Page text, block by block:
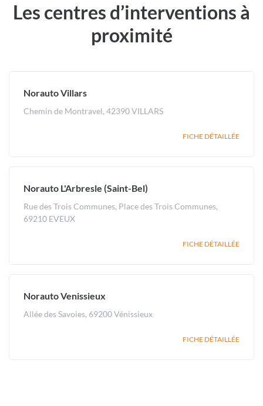
Les centres d’interventions à
proximité
Norauto Villars
Chemin de Montravel, 42390 VILLARS
FICHE DÉTAILLÉE
Norauto L'Arbresle (Saint-Bel)
Rue des Trois Communes, Place des Trois Communes,
69210 EVEUX
FICHE DÉTAILLÉE
Norauto Venissieux
Allée des Savoies, 69200 Vénissieux
FICHE DÉTAILLÉE